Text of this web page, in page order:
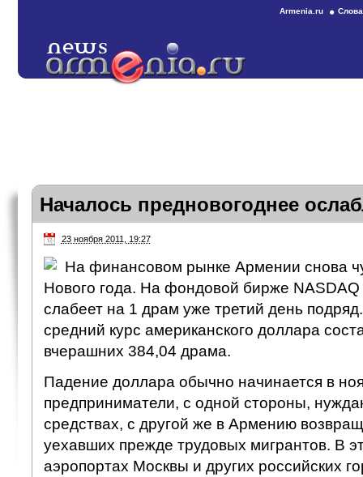
Armenia.ru
Началось предновогоднее
23 ноября 2011, 19:27
На финансовом рынке Армении снова
Нового года. На фондовой бирже
слабеет на 1 драм уже третий день
средний курс американского доллара
вчерашних 384,04 драма.
Падение доллара обычно начинается в
предприниматели, с одной стороны,
средствах, с другой же в Армению
уехавших прежде трудовых мигрантов. В
аэропортах Москвы и других российских